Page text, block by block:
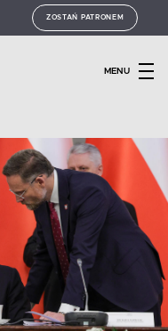
ZOSTAŃ PATRONEM
MENU